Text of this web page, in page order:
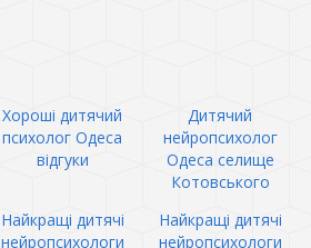
Хороші дитячий
психолог Одеса
відгуки
Дитячий
нейропсихолог
Одеса селище
Котовського
Найкращі дитячі
нейропсихологи
Найкращі дитячі
нейропсихологи